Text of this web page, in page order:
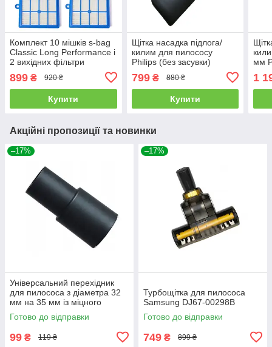
Комплект 10 мішків s-bag
Classic Long Performance і
2 вихідних фільтри
Philips, Electrolux
899 ₴ 920 ₴
Купити
Щітка насадка підлога/
килим для пилососу
Philips (без засувки)
799₴ 880 ₴
Купити
мм
під
1
Акційні пропозиції та новинки
–17%
Універсальний перехідник
для пилососа з діаметра 32
мм на 35 мм із міцного
пластику
Готово до відправки
99 ₴ 119 ₴
–17%
Турбощітка для пилососа
Samsung DJ67-00298B
Готово до відправки
749 ₴ 899 ₴